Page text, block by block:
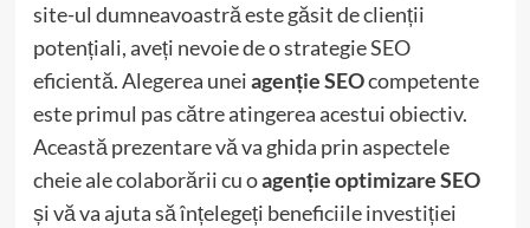
site-ul dumneavoastră este găsit de clienții
potențiali, aveți nevoie de o strategie SEO
eficientă. Alegerea uneiagenție SEOcompetente
este primul pas către atingerea acestui obiectiv.
Această prezentare vă va ghida prin aspectele
cheie ale colaborării cu oagenție optimizare SEO
și vă va ajuta să înțelegeți beneficiile investiției